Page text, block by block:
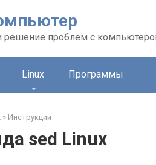
решение проблем с
Linux Программы
» Инструкции
sed Linux